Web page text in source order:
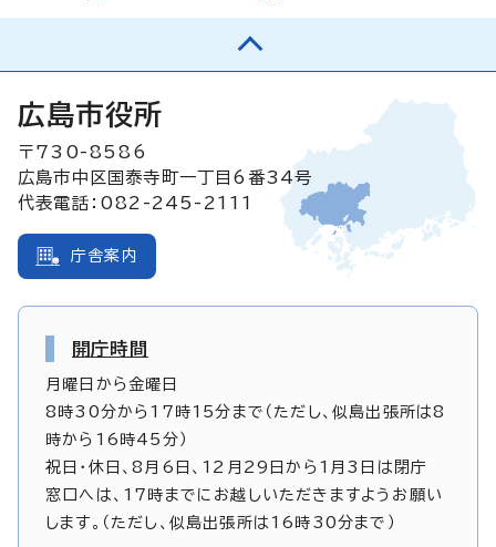
広島市役所
〒730-8586
広島市中区国泰寺町一丁目6番34号
代表電話：082-245-2111
庁舎案内
開庁時間
月曜日から金曜日
8時30分から17時15分まで（ただし、似島出張所は8
時から16時45分）
祝日・休日、8月6日、12月29日から1月3日は閉庁
窓口へは、17時までにお越しいただきますようお願い
します。（ただし、似島出張所は16時30分まで）